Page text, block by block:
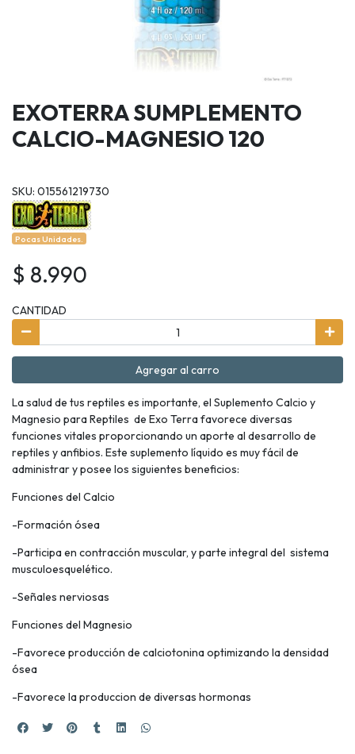
EXOTERRA SUMPLEMENTO
CALCIO-MAGNESIO 120
SKU: 015561219730
Pocas Unidades.
$ 8.990
CANTIDAD
Agregar al carro
La salud de tus reptiles es importante, el Suplemento Calcio y
Magnesio para Reptiles de Exo Terra favorece diversas
funciones vitales proporcionando un aporte al desarrollo de
reptiles y anfibios. Este suplemento líquido es muy fácil de
administrar y posee los siguientes beneficios:
Funciones del Calcio
-Formación ósea
-Participa en contracción muscular, y parte integral del sistema
musculoesquelético.
-Señales nerviosas
Funciones del Magnesio
-Favorece producción de calciotonina optimizando la densidad
ósea
-Favorece la produccion de diversas hormonas